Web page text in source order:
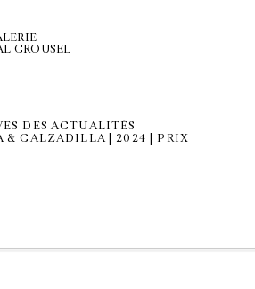
CROUSEL
DES ACTUALITÉS
& CALZADILLA | 2024 | PRIX